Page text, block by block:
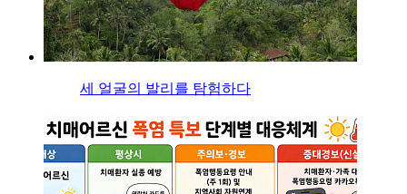
세 얼굴의 발리를 탐험하다